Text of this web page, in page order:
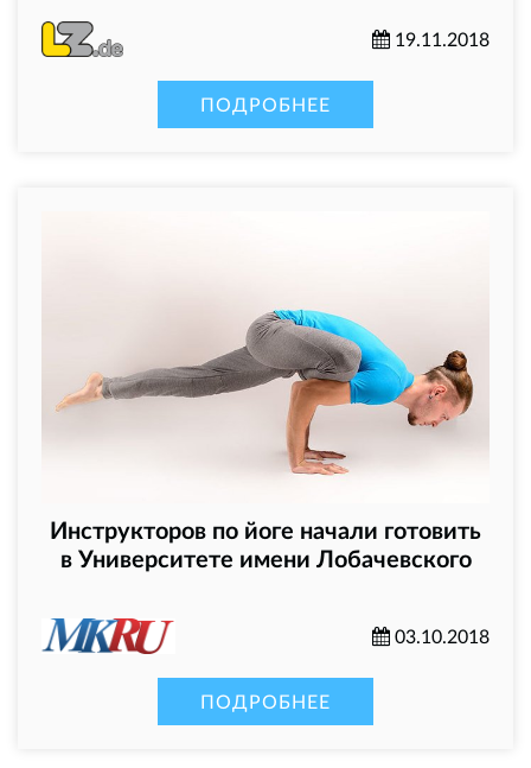
19.11.2018
ПОДРОБНЕЕ
Инструкторов по йоге начали готовить
в Университете имени Лобачевского
03.10.2018
ПОДРОБНЕЕ